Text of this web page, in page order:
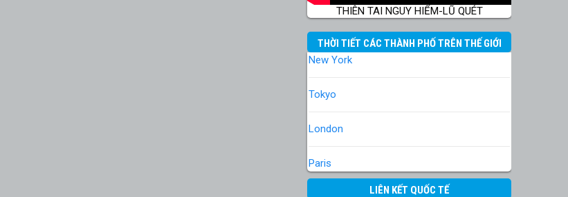
THIÊN TAI NGUY HIỂM-LŨ QUÉT
THỜI TIẾT CÁC THÀNH PHỐ TRÊN THẾ GIỚI
New York
Tokyo
London
Paris
LIÊN KẾT QUỐC TẾ